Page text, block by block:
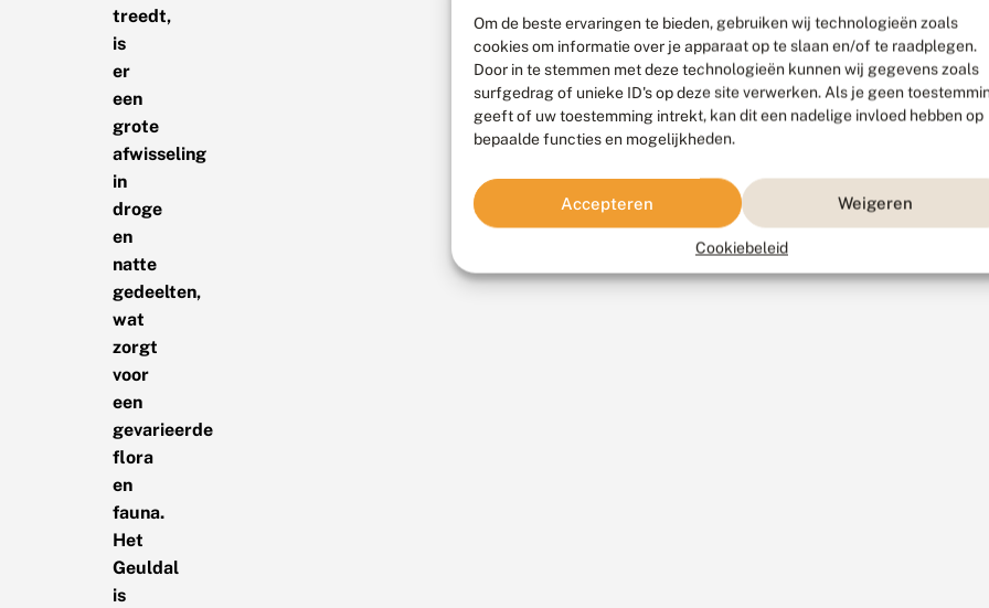
Om de beste ervaringen te bieden, gebruiken wij technologieën zoals
cookies om informatie over je apparaat op te slaan en/of te raadplegen.
Door in te stemmen met deze technologieën kunnen wij gegevens zoals
surfgedrag of unieke ID's op deze site verwerken. Als je geen
geeft of uw toestemming intrekt, kan dit een nadelige invloed hebben op
bepaalde functies en mogelijkheden.
Accepteren Weigeren
Cookiebeleid
treedt,
is
er
een
grote
afwisseling
in
droge
en
natte
gedeelten,
wat
zorgt
voor
een
gevarieerde
flora
en
fauna.
Het
Geuldal
is